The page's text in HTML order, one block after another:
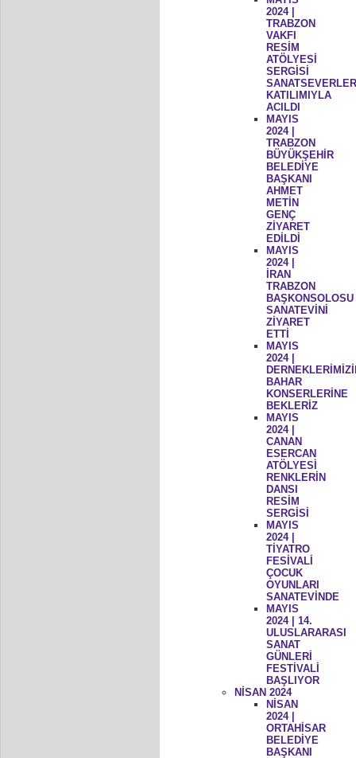
2024 |
TRABZON
VAKFI
RESİM
ATÖLYESİ
SERGİSİ
KATILIMIYLA
ACILDI
MAYIS
2024 |
TRABZON
BÜYÜKŞEHİR
BELEDİYE
BAŞKANI
AHMET
METİN
GENÇ
ZİYARET
EDİLDİ
MAYIS
2024 |
İRAN
TRABZON
BAŞKONSOLOSU
SANATEVİNİ
ZİYARET
ETTİ
MAYIS
2024 |
BAHAR
KONSERLERİNE
BEKLERİZ
MAYIS
2024 |
CANAN
ESERCAN
ATÖLYESİ
RENKLERİN
DANSI
RESİM
SERGİSİ
MAYIS
2024 |
TİYATRO
FESİVALİ
ÇOCUK
OYUNLARI
SANATEVİNDE
MAYIS
2024 | 14.
ULUSLARARASI
SANAT
GÜNLERİ
FESTİVALİ
BAŞLIYOR
NİSAN 2024
NİSAN
2024 |
ORTAHİSAR
BELEDİYE
BAŞKANI